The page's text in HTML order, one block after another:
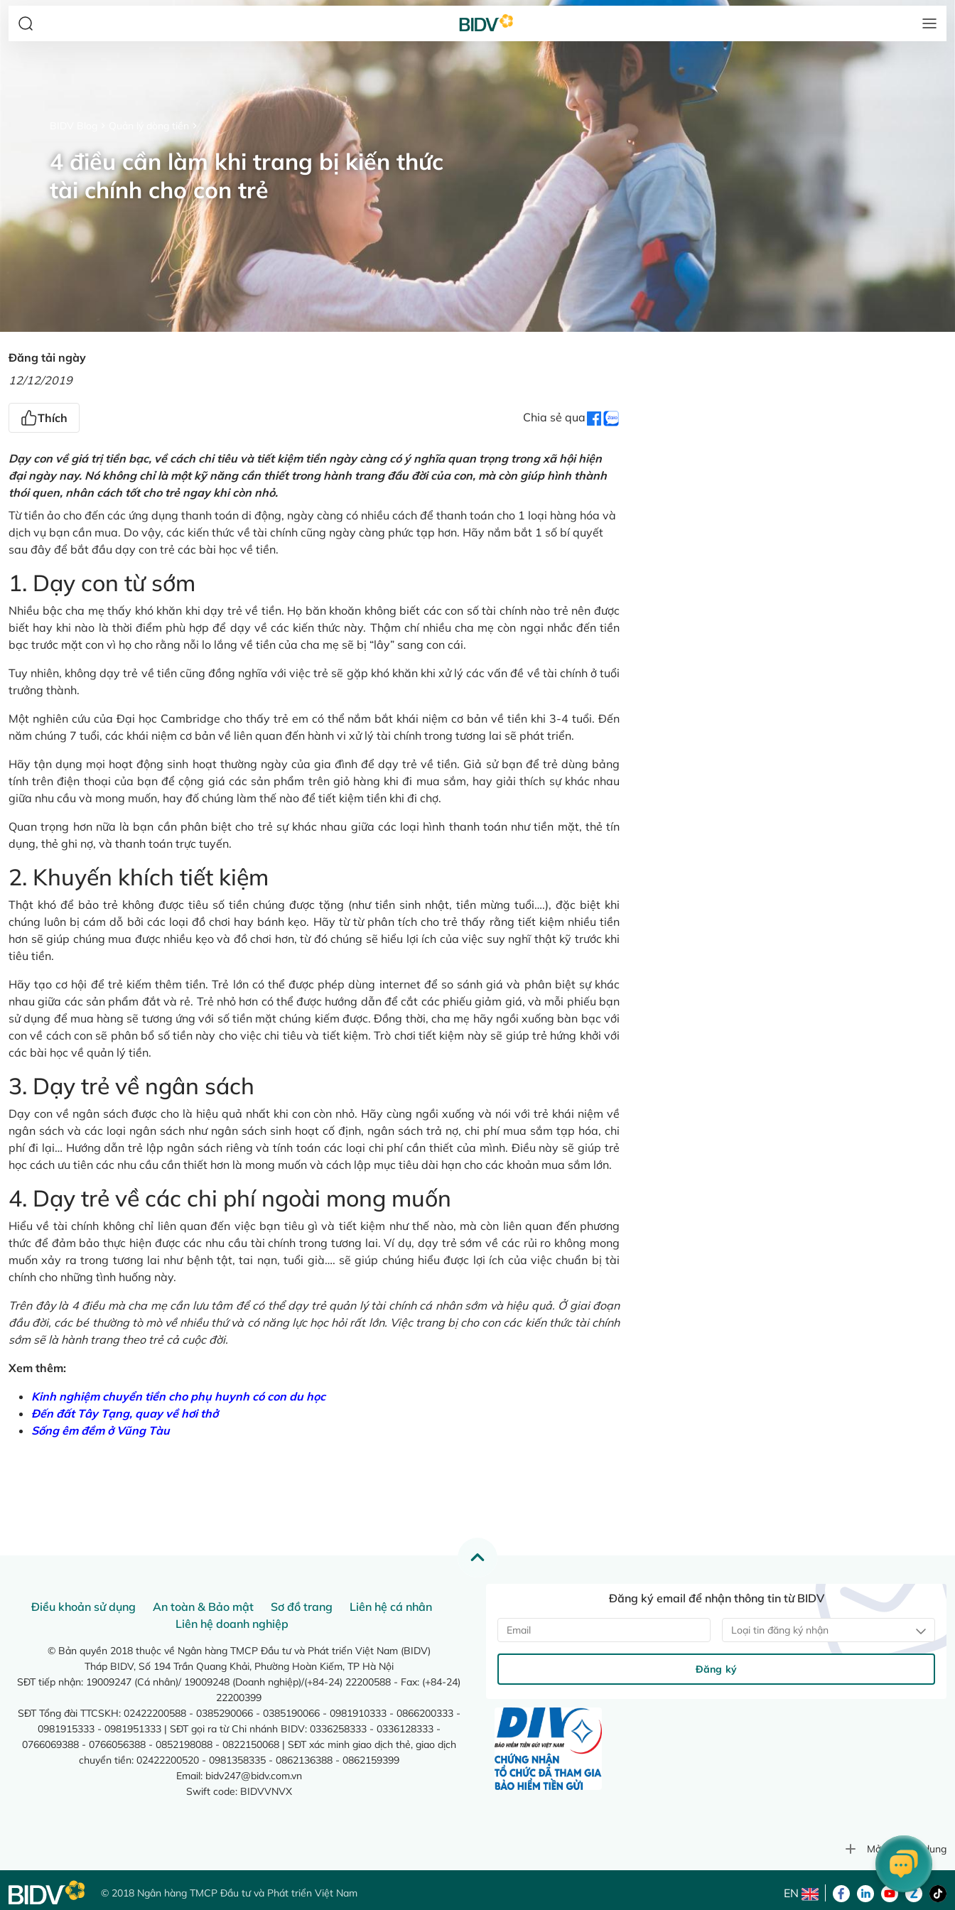
4 điều cần làm khi trang bị kiến thức
tài chính cho con trẻ
Đăng tải ngày
12/12/2019
Thích Chia sẻ qua
Dạy con về giá trị tiền bạc, về cách chi tiêu và tiết kiệm tiền ngày càng có ý nghĩa quan trọng trong xã hội hiện
đại ngày nay. Nó không chỉ là một kỹ năng cần thiết trong hành trang đầu đời của con, mà còn giúp hình thành
thói quen, nhân cách tốt cho trẻ ngay khi còn nhỏ.
Từ tiền ảo cho đến các ứng dụng thanh toán di động, ngày càng có nhiều cách để thanh toán cho 1 loại hàng hóa và
dịch vụ bạn cần mua. Do vậy, các kiến thức về tài chính cũng ngày càng phức tạp hơn. Hãy nắm bắt 1 số bí quyết
sau đây để bắt đầu dạy con trẻ các bài học về tiền.
1. Dạy con từ sớm
Nhiều bậc cha mẹ thấy khó khăn khi dạy trẻ về tiền. Họ băn khoăn không biết các con số tài chính nào trẻ nên được
biết hay khi nào là thời điểm phù hợp để dạy về các kiến thức này. Thậm chí nhiều cha mẹ còn ngại nhắc đến tiền
bạc trước mặt con vì họ cho rằng nỗi lo lắng về tiền của cha mẹ sẽ bị “lây” sang con cái.
Tuy nhiên, không dạy trẻ về tiền cũng đồng nghĩa với việc trẻ sẽ gặp khó khăn khi xử lý các vấn đề về tài chính ở tuổi
trưởng thành.
Một nghiên cứu của Đại học Cambridge cho thấy trẻ em có thể nắm bắt khái niệm cơ bản về tiền khi 3-4 tuổi. Đến
năm chúng 7 tuổi, các khái niệm cơ bản về liên quan đến hành vi xử lý tài chính trong tương lai sẽ phát triển.
Hãy tận dụng mọi hoạt động sinh hoạt thường ngày của gia đình để dạy trẻ về tiền. Giả sử bạn để trẻ dùng bảng
tính trên điện thoại của bạn để cộng giá các sản phẩm trên giỏ hàng khi đi mua sắm, hay giải thích sự khác nhau
giữa nhu cầu và mong muốn, hay đố chúng làm thế nào để tiết kiệm tiền khi đi chợ.
Quan trọng hơn nữa là bạn cần phân biệt cho trẻ sự khác nhau giữa các loại hình thanh toán như tiền mặt, thẻ tín
dụng, thẻ ghi nợ, và thanh toán trực tuyến.
2. Khuyến khích tiết kiệm
Thật khó để bảo trẻ không được tiêu số tiền chúng được tặng (như tiền sinh nhật, tiền mừng tuổi….), đặc biệt khi
chúng luôn bị cám dỗ bởi các loại đồ chơi hay bánh kẹo. Hãy từ từ phân tích cho trẻ thấy rằng tiết kiệm nhiều tiền
hơn sẽ giúp chúng mua được nhiều kẹo và đồ chơi hơn, từ đó chúng sẽ hiểu lợi ích của việc suy nghĩ thật kỹ trước khi
tiêu tiền.
Hãy tạo cơ hội để trẻ kiếm thêm tiền. Trẻ lớn có thể được phép dùng internet để so sánh giá và phân biệt sự khác
nhau giữa các sản phẩm đắt và rẻ. Trẻ nhỏ hơn có thể được hướng dẫn để cắt các phiếu giảm giá, và mỗi phiếu bạn
sử dụng để mua hàng sẽ tương ứng với số tiền mặt chúng kiếm được. Đồng thời, cha mẹ hãy ngồi xuống bàn bạc với
con về cách con sẽ phân bổ số tiền này cho việc chi tiêu và tiết kiệm. Trò chơi tiết kiệm này sẽ giúp trẻ hứng khởi với
các bài học về quản lý tiền.
3. Dạy trẻ về ngân sách
Dạy con về ngân sách được cho là hiệu quả nhất khi con còn nhỏ. Hãy cùng ngồi xuống và nói với trẻ khái niệm về
ngân sách và các loại ngân sách như ngân sách sinh hoạt cố định, ngân sách trả nợ, chi phí mua sắm tạp hóa, chi
phí đi lại… Hướng dẫn trẻ lập ngân sách riêng và tính toán các loại chi phí cần thiết của mình. Điều này sẽ giúp trẻ
học cách ưu tiên các nhu cầu cần thiết hơn là mong muốn và cách lập mục tiêu dài hạn cho các khoản mua sắm lớn.
4. Dạy trẻ về các chi phí ngoài mong muốn
Hiểu về tài chính không chỉ liên quan đến việc bạn tiêu gì và tiết kiệm như thế nào, mà còn liên quan đến phương
thức để đảm bảo thực hiện được các nhu cầu tài chính trong tương lai. Ví dụ, dạy trẻ sớm về các rủi ro không mong
muốn xảy ra trong tương lai như bệnh tật, tai nạn, tuổi già…. sẽ giúp chúng hiểu được lợi ích của việc chuẩn bị tài
chính cho những tình huống này.
Trên đây là 4 điều mà cha mẹ cần lưu tâm để có thể dạy trẻ quản lý tài chính cá nhân sớm và hiệu quả. Ở giai đoạn
đầu đời, các bé thường tò mò về nhiều thứ và có năng lực học hỏi rất lớn. Việc trang bị cho con các kiến thức tài chính
sớm sẽ là hành trang theo trẻ cả cuộc đời.
Xem thêm:
Kinh nghiệm chuyển tiền cho phụ huynh có con du học
Đến đất Tây Tạng, quay về hơi thở
Sống êm đềm ở Vũng Tàu
Điều khoản sử dụng An toàn & Bảo mật Sơ đồ trang
Liên hệ cá nhân
Liên hệ doanh nghiệp
© Bản quyền 2018 thuộc về Ngân hàng TMCP Đầu tư và Phát triển Việt Nam (BIDV)
Tháp BIDV, Số 194 Trần Quang Khải, Phường Hoàn Kiếm, TP Hà Nội
SĐT tiếp nhận: 19009247 (Cá nhân)/ 19009248 (Doanh nghiệp)/(+84-24) 22200588 - Fax: (+84-24)
22200399
SĐT Tổng đài TTCSKH: 02422200588 - 0385290066 - 0385190066 - 0981910333 - 0866200333 -
0981915333 - 0981951333 | SĐT gọi ra từ Chi nhánh BIDV: 0336258333 - 0336128333 -
0766069388 - 0766056388 - 0852198088 - 0822150068 | SĐT xác minh giao dịch thẻ, giao dịch
chuyển tiền: 02422200520 - 0981358335 - 0862136388 - 0862159399
Email: bidv247@bidv.com.vn
Swift code: BIDVVNVX
Đăng ký email để nhận thông tin từ BIDV
Loại tin đăng ký nhận
Đăng ký
Mở rộng nội dung
© 2018 Ngân hàng TMCP Đầu tư và Phát triển Việt Nam EN